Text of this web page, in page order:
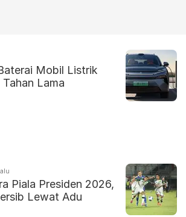
Mobil Listrik
Lama
Piala Presiden 2026,
Lewat Adu